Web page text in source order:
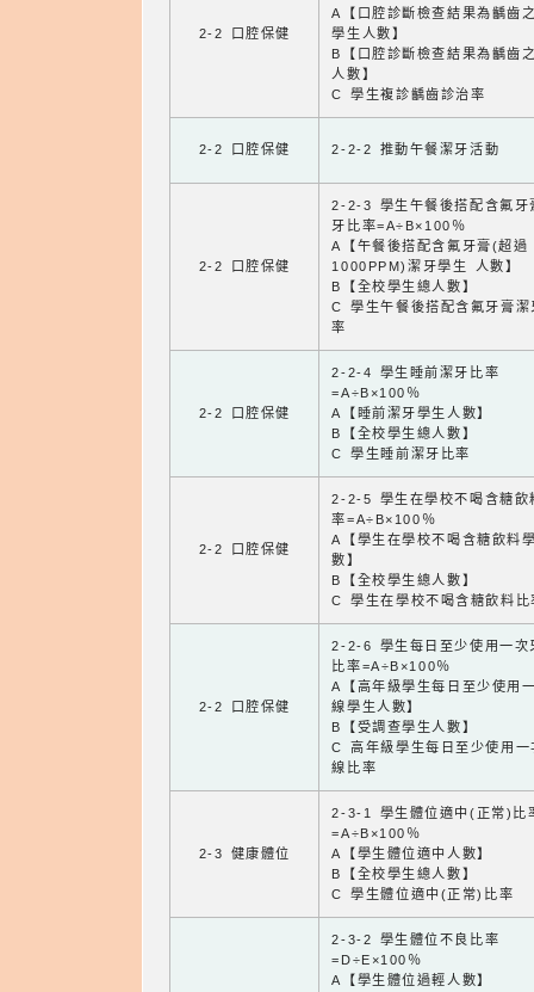
2-2 口腔保健
A【口腔診斷檢查結果為齲齒
學生人數】
B【口腔診斷檢查結果為齲齒
人數】
C 學生複診齲齒診治率
2-2 口腔保健 2-2-2 推動午餐潔牙活動
2-2 口腔保健
2-2-3 學生午餐後搭配含氟牙
牙比率=A÷B×100％
A【午餐後搭配含氟牙膏(超過
1000PPM)潔牙學生 人數】
B【全校學生總人數】
C 學生午餐後搭配含氟牙膏潔
率
2-2 口腔保健
2-2-4 學生睡前潔牙比率
=A÷B×100％
A【睡前潔牙學生人數】
B【全校學生總人數】
C 學生睡前潔牙比率
2-2 口腔保健
2-2-5 學生在學校不喝含糖飲
率=A÷B×100％
A【學生在學校不喝含糖飲料
數】
B【全校學生總人數】
C 學生在學校不喝含糖飲料比
2-2 口腔保健
2-2-6 學生每日至少使用一次
比率=A÷B×100％
A【高年級學生每日至少使用
線學生人數】
B【受調查學生人數】
C 高年級學生每日至少使用一
線比率
2-3 健康體位
2-3-1 學生體位適中(正常)比
=A÷B×100％
A【學生體位適中人數】
B【全校學生總人數】
C 學生體位適中(正常)比率
2-3-2 學生體位不良比率
=D÷E×100％
A【學生體位過輕人數】